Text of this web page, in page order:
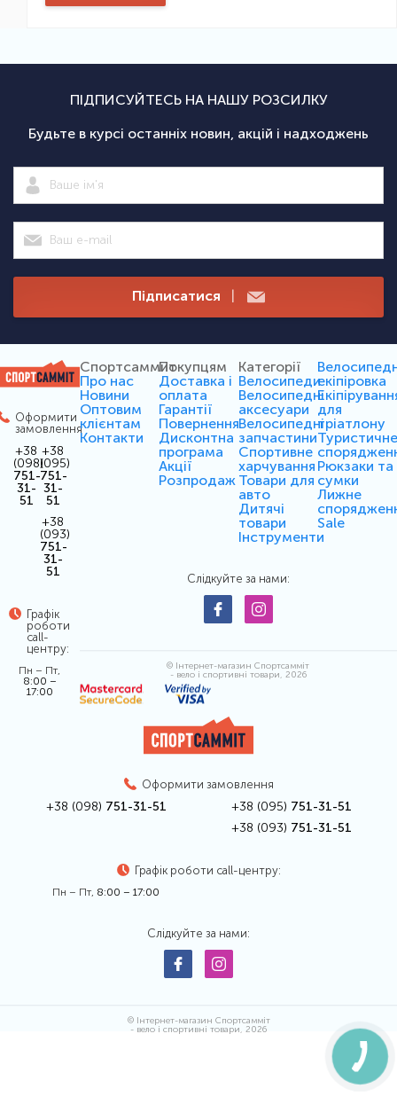
ПІДПИСУЙТЕСЬ НА НАШУ РОЗСИЛКУ
Будьте в курсі останніх новин, акцій і надходжень
Підписатися |
Оформити
замовлення
+38
(098)
751-
31-
51
+38
(095)
751-
31-
51
+38
(093)
751-
31-
51
Графік
роботи
call-
центру:
Пн – Пт,
8:00 –
17:00
Спортсаммит
Про нас
Новини
Оптовим
клієнтам
Контакти
Покупцям
Доставка і
оплата
Гарантії
Повернення
Дисконтна
програма
Акції
Розпродаж
Категорії
Велосипеди
Велосипедні
аксесуари
Велосипедні
запчастини
Спортивне
харчування
Товари для
авто
Дитячі
товари
Інструменти
екіпіровка
для
тріатлону
Рюкзаки та
сумки
Лижне
Sale
Слідкуйте за нами:
© Інтернет-магазин Спортсамміт
- вело і спортивні товари, 2026
Оформити замовлення
+38 (098) 751-31-51 +38 (095) 751-31-51
+38 (093) 751-31-51
Графік роботи call-центру:
Пн – Пт, 8:00 – 17:00
Слідкуйте за нами:
© Інтернет-магазин Спортсамміт
- вело і спортивні товари, 2026